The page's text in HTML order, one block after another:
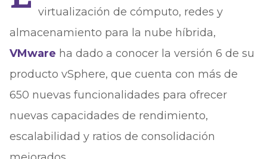
virtualización de cómputo, redes y
almacenamiento para la nube híbrida,
VMware ha dado a conocer la versión 6 de su
producto vSphere, que cuenta con más de
650 nuevas funcionalidades para ofrecer
nuevas capacidades de rendimiento,
escalabilidad y ratios de consolidación